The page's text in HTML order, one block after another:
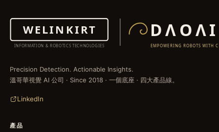
Precision Detection. Actionable Insights.
溫哥華視覺 AI 公司 · Since 2018 · 一個底座 · 四大產品線。
LinkedIn
產品